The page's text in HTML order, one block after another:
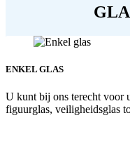
ENKEL GLAS
U kunt bij ons terecht voor
figuurglas, veiligheidsglas